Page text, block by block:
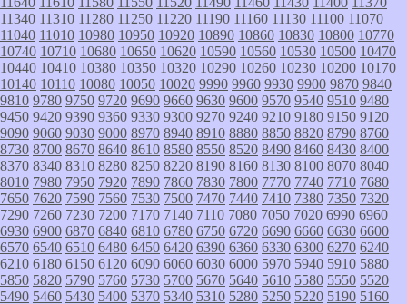
11340 11310 11280 11250 11220 11190 11160 11130 11100 11070
11040 11010 10980 10950 10920 10890 10860 10830 10800 10770
10740 10710 10680 10650 10620 10590 10560 10530 10500 10470
10440 10410 10380 10350 10320 10290 10260 10230 10200 10170
10140 10110 10080 10050 10020 9990 9960 9930 9900 9870 9840
9810 9780 9750 9720 9690 9660 9630 9600 9570 9540 9510 9480
9450 9420 9390 9360 9330 9300 9270 9240 9210 9180 9150 9120
9090 9060 9030 9000 8970 8940 8910 8880 8850 8820 8790 8760
8730 8700 8670 8640 8610 8580 8550 8520 8490 8460 8430 8400
8370 8340 8310 8280 8250 8220 8190 8160 8130 8100 8070 8040
8010 7980 7950 7920 7890 7860 7830 7800 7770 7740 7710 7680
7650 7620 7590 7560 7530 7500 7470 7440 7410 7380 7350 7320
7290 7260 7230 7200 7170 7140 7110 7080 7050 7020 6990 6960
6930 6900 6870 6840 6810 6780 6750 6720 6690 6660 6630 6600
6570 6540 6510 6480 6450 6420 6390 6360 6330 6300 6270 6240
6210 6180 6150 6120 6090 6060 6030 6000 5970 5940 5910 5880
5850 5820 5790 5760 5730 5700 5670 5640 5610 5580 5550 5520
5490 5460 5430 5400 5370 5340 5310 5280 5250 5220 5190 5160